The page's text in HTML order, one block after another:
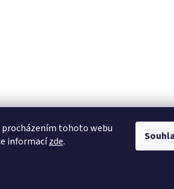
procházením tohoto webu
informacízde.